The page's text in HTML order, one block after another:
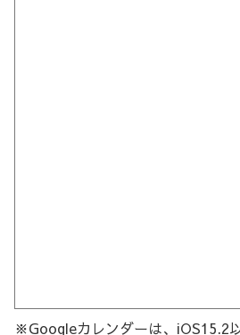
※Googleカレンダーは、iOS15.2